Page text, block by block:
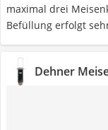
maximal drei
Befüllung erfolgt
Dehner